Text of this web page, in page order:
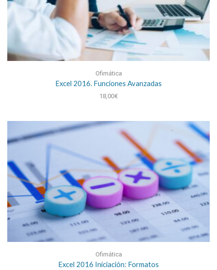
Ofimática
Excel 2016. Funciones Avanzadas
18,00€
Ofimática
Excel 2016 Iniciación: Formatos